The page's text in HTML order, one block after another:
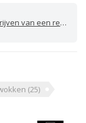
van een review
(25)